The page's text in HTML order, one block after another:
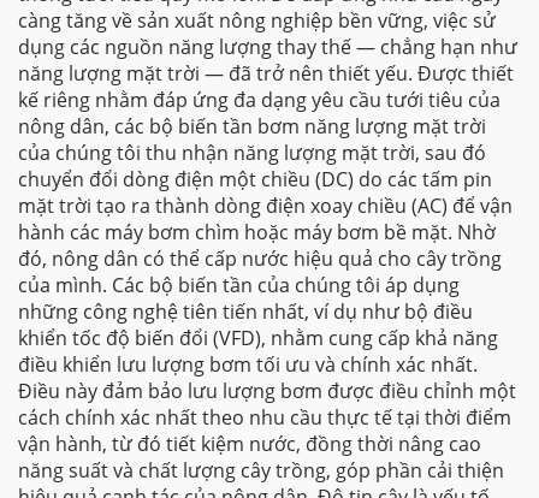
càng tăng về sản xuất nông nghiệp bền vững, việc sử
dụng các nguồn năng lượng thay thế — chẳng hạn như
năng lượng mặt trời — đã trở nên thiết yếu. Được thiết
kế riêng nhằm đáp ứng đa dạng yêu cầu tưới tiêu của
nông dân, các bộ biến tần bơm năng lượng mặt trời
của chúng tôi thu nhận năng lượng mặt trời, sau đó
chuyển đổi dòng điện một chiều (DC) do các tấm pin
mặt trời tạo ra thành dòng điện xoay chiều (AC) để vận
hành các máy bơm chìm hoặc máy bơm bề mặt. Nhờ
đó, nông dân có thể cấp nước hiệu quả cho cây trồng
của mình. Các bộ biến tần của chúng tôi áp dụng
những công nghệ tiên tiến nhất, ví dụ như bộ điều
khiển tốc độ biến đổi (VFD), nhằm cung cấp khả năng
điều khiển lưu lượng bơm tối ưu và chính xác nhất.
Điều này đảm bảo lưu lượng bơm được điều chỉnh một
cách chính xác nhất theo nhu cầu thực tế tại thời điểm
vận hành, từ đó tiết kiệm nước, đồng thời nâng cao
năng suất và chất lượng cây trồng, góp phần cải thiện